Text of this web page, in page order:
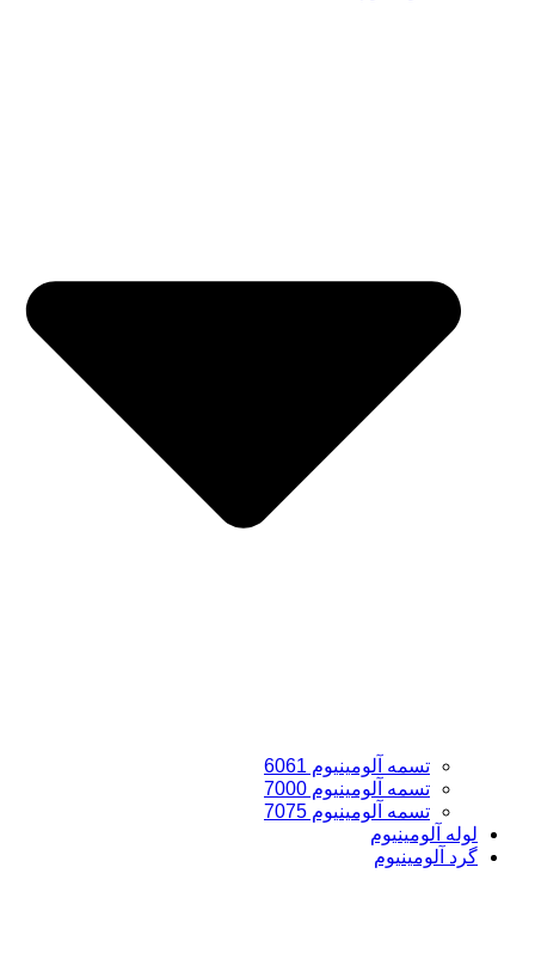
تسمه آلومینیوم 6061
تسمه آلومینیوم 7000
تسمه آلومینیوم 7075
لوله آلومینیوم
گرد آلومینیوم